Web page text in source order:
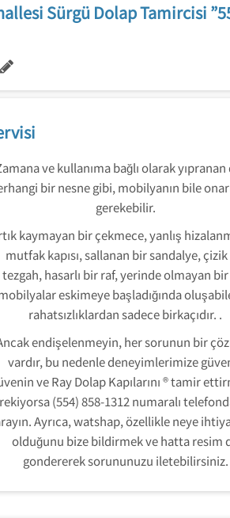
Sürgü Dolap Tamircisi
ve kullanıma bağlı olarak
bir nesne gibi, mobilyanın bile
gerekebilir.
kaymayan bir çekmece, yanlış
mutfak kapısı, sallanan bir sandalye,
tezgah, hasarlı bir raf, yerinde olmayan
eskimeye başladığında
rahatsızlıklardan sadece birkaçıdır. .
endişelenmeyin, her sorunun bir
vardır, bu nedenle deneyimlerimize
ve Ray Dolap Kapılarını ® tamir
(554) 858-1312 numaralı
Ayrıca, watshap, özellikle neye
olduğunu bize bildirmek ve hatta resim
gondererek sorununuzu iletebilirsiniz.